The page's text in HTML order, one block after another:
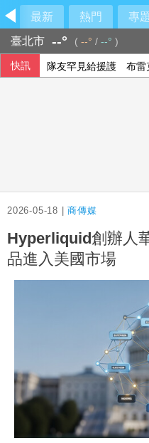
最新 熱門 專題
臺北市 --° ( --° / --° )
快訊 隊友罕見給援護 布雷
2026-05-18 |商傳媒
Hyperliquid創辦人
品進入美國市場